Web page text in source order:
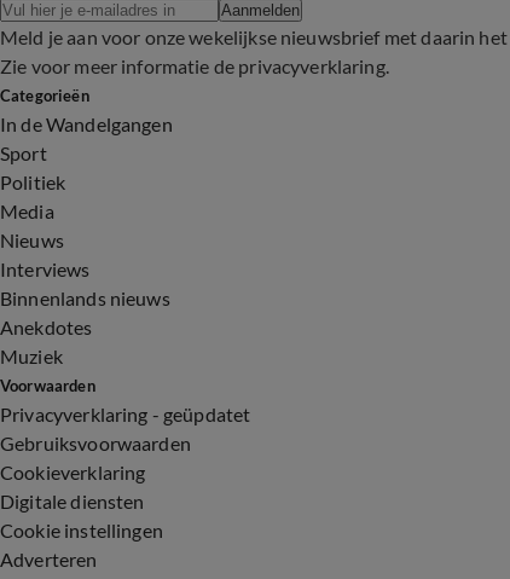
Aanmelden
Meld je aan voor onze wekelijkse nieuwsbrief met daarin
Zie voor meer informatie de privacyverklaring.
Categorieën
In de Wandelgangen
Sport
Politiek
Media
Nieuws
Interviews
Binnenlands nieuws
Anekdotes
Muziek
Voorwaarden
Privacyverklaring - geüpdatet
Gebruiksvoorwaarden
Cookieverklaring
Digitale diensten
Cookie instellingen
Adverteren